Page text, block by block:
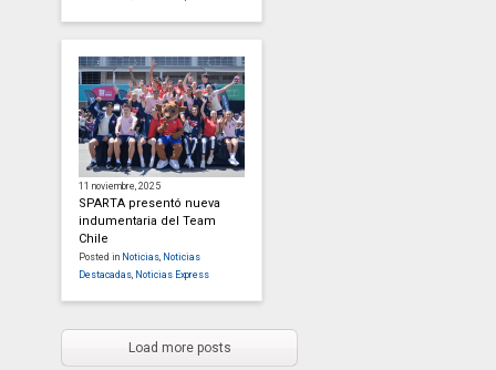
11 noviembre, 2025
SPARTA presentó nueva
indumentaria del Team
Chile
Posted in Noticias, Noticias
Destacadas, Noticias Express
Load more posts